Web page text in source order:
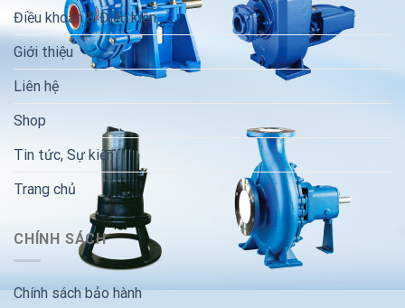
Điều khoản & Điều kiện
Giới thiệu
Liên hệ
Shop
Tin tức, Sự kiện
Trang chủ
CHÍNH SÁCH
Chính sách bảo hành